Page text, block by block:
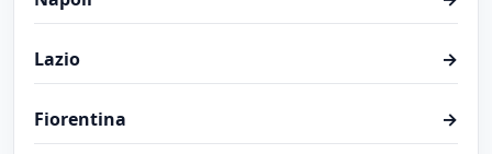
Lazio →
Fiorentina →